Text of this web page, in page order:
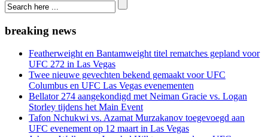
breaking news
Featherweight en Bantamweight titel rematches gepland voor
UFC 272 in Las Vegas
Twee nieuwe gevechten bekend gemaakt voor UFC
Columbus en UFC Las Vegas evenementen
Bellator 274 aangekondigd met Neiman Gracie vs. Logan
Storley tijdens het Main Event
Tafon Nchukwi vs. Azamat Murzakanov toegevoegd aan
UFC evenement op 12 maart in Las Vegas